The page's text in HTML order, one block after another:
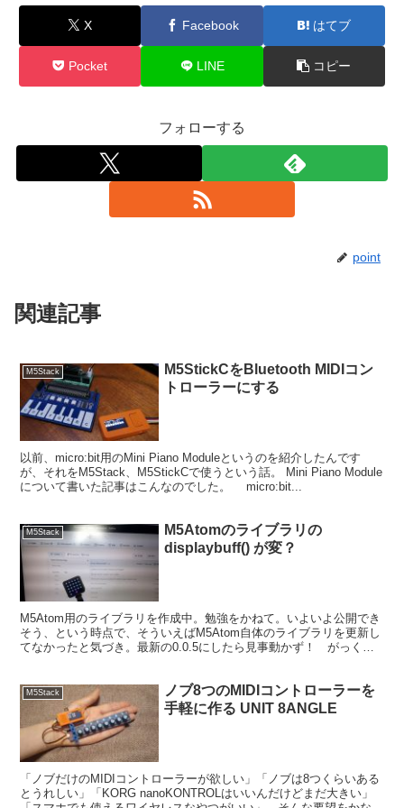
X Facebook はてブ
Pocket LINE コピー
フォローする
point
関連記事
M5Stack
M5StickCをBluetooth MIDIコン
トローラーにする
以前、micro:bit用のMini Piano Moduleというのを紹介したんです
が、それをM5Stack、M5StickCで使うという話。 Mini Piano Module
について書いた記事はこんなのでした。 micro:bit...
M5Stack
M5Atomのライブラリの
displaybuff() が変？
M5Atom用のライブラリを作成中。勉強をかねて。いよいよ公開でき
そう、という時点で、そういえばM5Atom自体のライブラリを更新し
てなかったと気づき。最新の0.0.5にしたら見事動かず！ がっく
M5Stack
ノブ8つのMIDIコントローラーを
手軽に作る UNIT 8ANGLE
「ノブだけのMIDIコントローラーが欲しい」「ノブは8つくらいある
とうれしい」「KORG nanoKONTROLはいいんだけどまだ大きい」